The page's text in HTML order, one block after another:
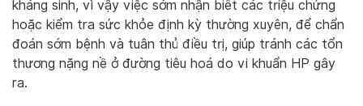
kháng sinh, vì vậy việc sớm nhận biết các triệu chứng
hoặc kiểm tra sức khỏe định kỳ thường xuyên, để chẩn
đoán sớm bệnh và tuân thủ điều trị, giúp tránh các tổn
thương nặng nề ở đường tiêu hoá do vi khuẩn HP gây
ra.